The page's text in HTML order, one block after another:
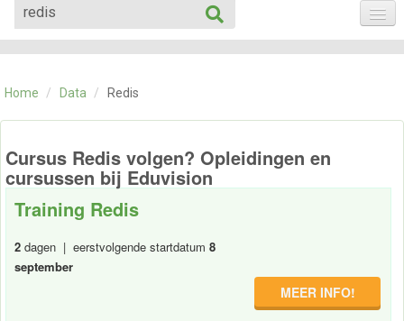
CATEGORIE
OVER ONS
CONTACT
Home / Data / Redis
Cursus Redis volgen? Opleidingen en
cursussen bij Eduvision
Training Redis
2 dagen | eerstvolgende startdatum 8
september
MEER INFO!